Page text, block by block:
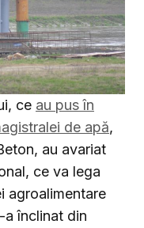
ce au pus în
de apă,
au avariat
ce va lega
agroalimentare
a înclinat din